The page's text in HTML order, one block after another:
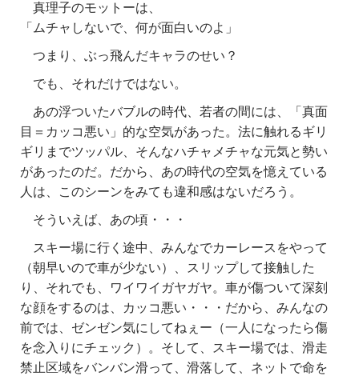
真理子のモットーは、
「ムチャしないで、何が面白いのよ」
つまり、ぶっ飛んだキャラのせい？
でも、それだけではない。
あの浮ついたバブルの時代、若者の間には、「真面
目＝カッコ悪い」的な空気があった。法に触れるギリ
ギリまでツッパル、そんなハチャメチャな元気と勢い
があったのだ。だから、あの時代の空気を憶えている
人は、このシーンをみても違和感はないだろう。
そういえば、あの頃・・・
スキー場に行く途中、みんなでカーレースをやって
（朝早いので車が少ない）、スリップして接触した
り、それでも、ワイワイガヤガヤ。車が傷ついて深刻
な顔をするのは、カッコ悪い・・・だから、みんなの
前では、ゼンゼン気にしてねぇー（一人になったら傷
を念入りにチェック）。そして、スキー場では、滑走
禁止区域をバンバン滑って、滑落して、ネットで命を